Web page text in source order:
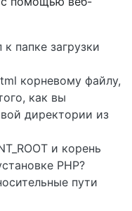
папке загрузки
корневому файлу,
как вы
директории из
и корень
PHP?
пути